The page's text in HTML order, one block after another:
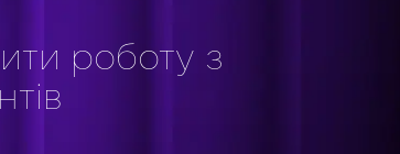
роботу з